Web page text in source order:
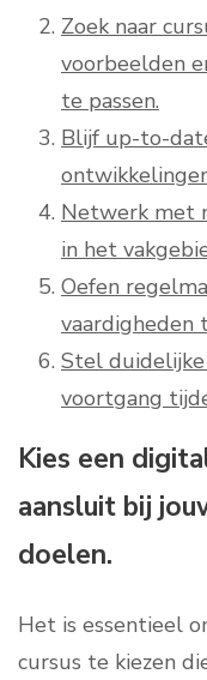
Zoek naar
voorbeelden
te passen.
Blijf up-to-
Netwerk met
in het
Oefen
vaardigheden
Stel
voortgang
Kies een
aansluit bij
doelen.
Het is essentieel
cursus te kiezen